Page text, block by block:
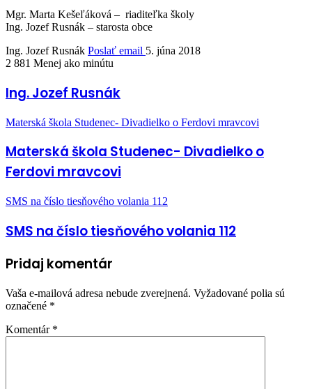
Mgr. Marta Kešeľáková – riaditeľka školy
Ing. Jozef Rusnák – starosta obce
Ing. Jozef Rusnák Poslať email 5. júna 2018
2 881 Menej ako minútu
Ing. Jozef Rusnák
Materská škola Studenec- Divadielko o Ferdovi mravcovi
Materská škola Studenec- Divadielko o
Ferdovi mravcovi
SMS na číslo tiesňového volania 112
SMS na číslo tiesňového volania 112
Pridaj komentár
Vaša e-mailová adresa nebude zverejnená. Vyžadované polia sú
označené *
Komentár *